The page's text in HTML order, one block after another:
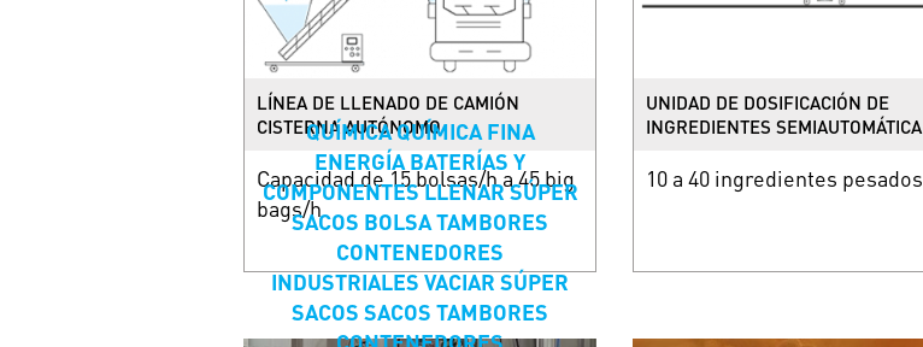
LÍNEA DE LLENADO DE CAMIÓN
CISTERNA AUTÓNOMO
Capacidad de 15 bolsas/h a 45 big
bags/h
UNIDAD DE DOSIFICACIÓN DE
INGREDIENTES SEMIAUTOMÁTICA
10 a 40 ingredientes pesados
QUÍMICAQUÍMICA FINA
ENERGÍA BATERÍAS Y
COMPONENTESLLENARSÚPER
SACOS BOLSATAMBORES
CONTENEDORES
INDUSTRIALES VACIAR SÚPER
SACOS SACOS TAMBORES